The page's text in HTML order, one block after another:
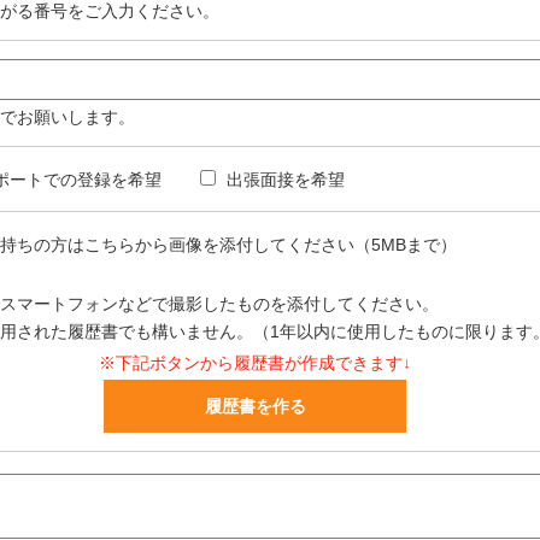
る番号をご入力ください。
お願いします。
ートでの登録を希望 出張面接を希望
ちの方はこちらから画像を添付してください（5MBまで）
マートフォンなどで撮影したものを添付してください。
された履歴書でも構いません。（1年以内に使用したものに限ります
※下記ボタンから履歴書が作成できます↓
履歴書を作る